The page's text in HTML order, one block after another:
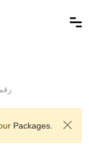
رقم
Packages.